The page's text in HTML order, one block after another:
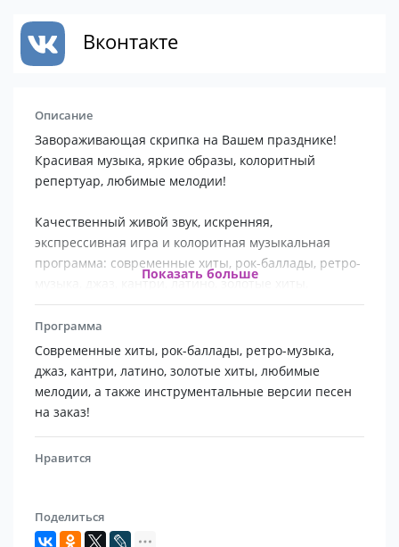
Вконтакте
Описание
Завораживающая скрипка на Вашем празднике!
Красивая музыка, яркие образы, колоритный
репертуар, любимые мелодии!
Качественный живой звук, искренняя,
экспрессивная игра и колоритная музыкальная
программа: современные хиты, рок-баллады, ретро-
музыка, джаз, кантри, латино, золотые хиты,
любимые мелодии, а также инструментальные
версии песен на заказ!
Форматы выступления: соло, музыка для встречи
гостей, скрипка и песочное шоу, музыкальный
сюрприз для любимого человека!
Скрипка на свадьбу, музыка на корпоратив,
площадках Челябинска, огромный репертуар и
универсальный комплект звукового оборудования!
Подарите Вашим гостям волшебные звуки скрипки –
Показать больше
Программа
Cовременные хиты, рок-баллады, ретро-музыка,
джаз, кантри, латино, золотые хиты, любимые
мелодии, а также инструментальные версии песен
на заказ!
Нравится
Поделиться